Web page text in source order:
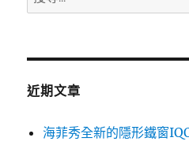
尋
鍵
近期文章
海菲秀全新的隱形鐵窗